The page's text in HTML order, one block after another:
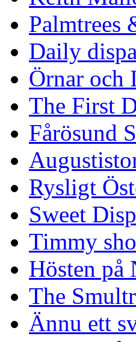
Palmtrees
Daily
Örnar och
The First
Fårösund
Rysligt
Sweet
Timmy
Hösten på
The
Ännu ett